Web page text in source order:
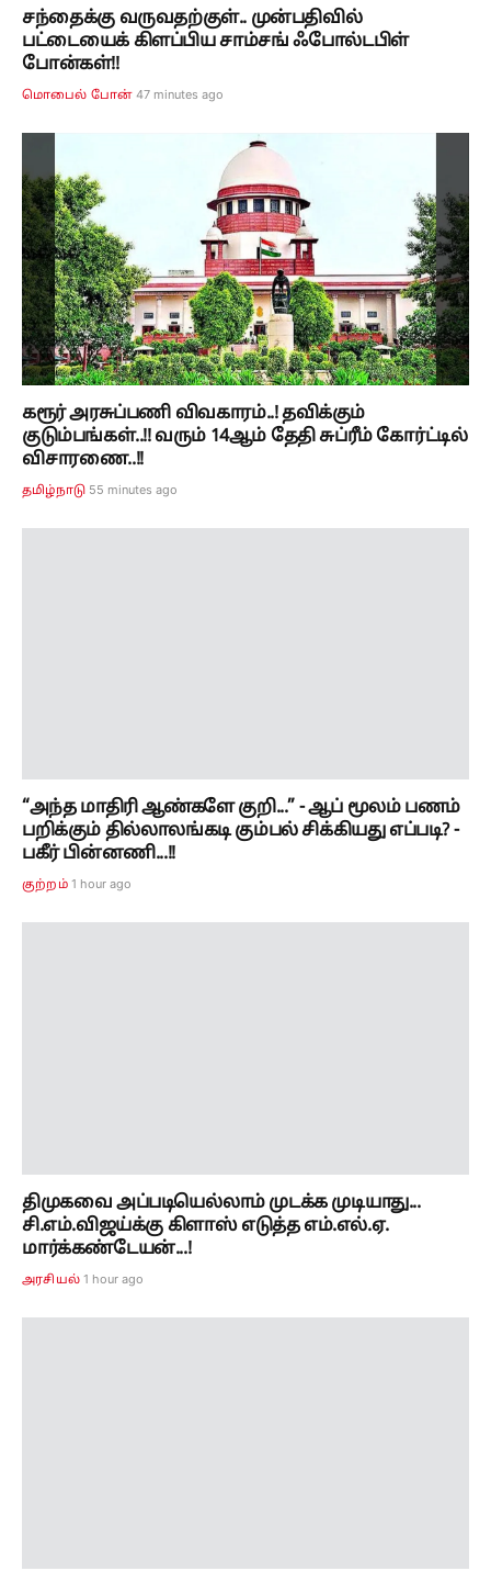
சந்தைக்கு வருவதற்குள்.. முன்பதிவில்
பட்டையைக் கிளப்பிய சாம்சங் ஃபோல்டபிள்
போன்கள்!!
மொபைல் போன் 47 minutes ago
கரூர் அரசுப்பணி விவகாரம்..! தவிக்கும்
குடும்பங்கள்..!! வரும் 14ஆம் தேதி சுப்ரீம் கோர்ட்டில்
விசாரணை..!!
தமிழ்நாடு 55 minutes ago
“அந்த மாதிரி ஆண்களே குறி...” - ஆப் மூலம் பணம்
பறிக்கும் தில்லாலங்கடி கும்பல் சிக்கியது எப்படி? -
பகீர் பின்னணி...!!
குற்றம் 1 hour ago
திமுகவை அப்படியெல்லாம் முடக்க முடியாது...
சி.எம்.விஜய்க்கு கிளாஸ் எடுத்த எம்.எல்.ஏ.
மார்க்கண்டேயன்...!
அரசியல் 1 hour ago